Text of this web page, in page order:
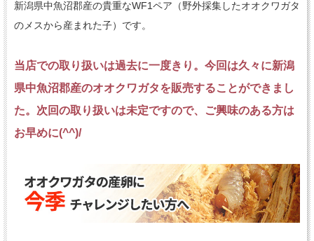
新潟県中魚沼郡産の貴重なWF1ペア（野外採集したオオクワガタ
のメスから産まれた子）です。
当店での取り扱いは過去に一度きり。今回は久々に新潟
県中魚沼郡産のオオクワガタを販売することができまし
た。次回の取り扱いは未定ですので、ご興味のある方は
お早めに(^^)/